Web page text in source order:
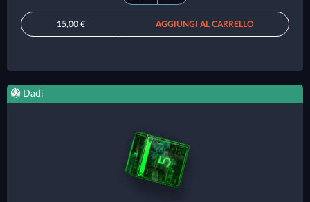
15,00 € AGGIUNGI AL CARRELLO
Dadi